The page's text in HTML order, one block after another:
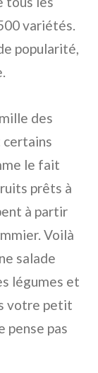
variétés.
popularité,
des
certains
le fait
prêts à
à partir
Voilà
salade
légumes et
votre petit
pense pas